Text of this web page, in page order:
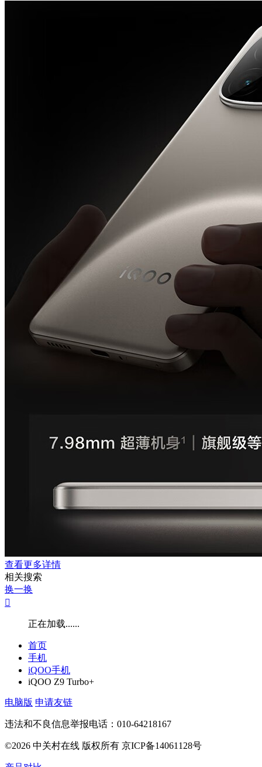
查看更多详情
相关搜索
换一换

正在加载......
首页
手机
iQOO手机
iQOO Z9 Turbo+
电脑版 申请友链
违法和不良信息举报电话：010-64218167
©2026 中关村在线 版权所有 京ICP备14061128号